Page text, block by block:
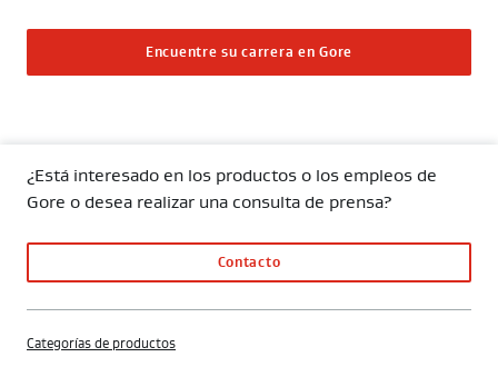
Encuentre su carrera en Gore
¿Está interesado en los productos o los empleos de
Gore o desea realizar una consulta de prensa?
Contacto
Categorías de productos